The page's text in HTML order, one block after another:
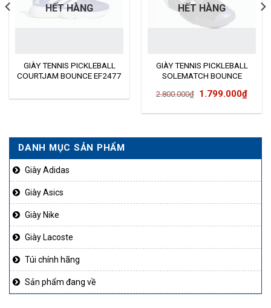
DANH MỤC SẢN PHẨM
Giày Adidas
Giày Asics
Giày Nike
Giày Lacoste
Túi chính hãng
Sản phẩm đang về
HẾT HÀNG
GIÀY TENNIS PICKLEBALL
COURTJAM BOUNCE EF2477
HẾT HÀNG
GIÀY TENNIS PICKLEBALL
SOLEMATCH BOUNCE
2.800.000₫ Giá
2.800.000₫.
1.799.000₫Giá
là: